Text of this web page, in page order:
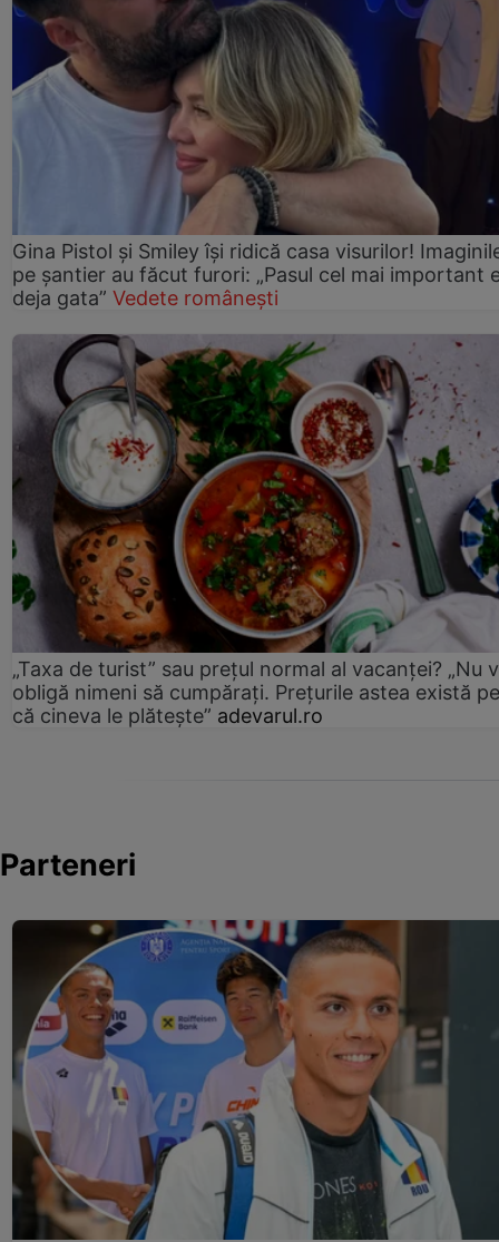
Gina Pistol și Smiley își ridică casa visurilor!
pe șantier au făcut furori: „Pasul cel mai important
deja gata” Vedete românești
„Taxa de turist” sau prețul normal al vacanței? „Nu
obligă nimeni să cumpărați. Prețurile astea există
că cineva le plătește” adevarul.ro
Parteneri